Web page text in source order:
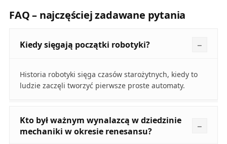
FAQ – najczęściej zadawane pytania
Kiedy sięgają początki robotyki?
Historia robotyki sięga czasów starożytnych, kiedy to
ludzie zaczęli tworzyć pierwsze proste automaty.
Kto był ważnym wynalazcą w dziedzinie
mechaniki w okresie renesansu?